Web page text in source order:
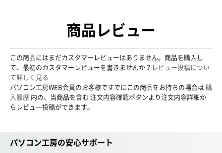
商品レビュー
この商品にはまだカスタマーレビューはありません。商品を購入し
て、最初のカスタマーレビューを書きませんか？ レビュー投稿につい
て詳しく見る
パソコン工房WEB会員のお客様ですでにこの商品をお持ちの場合は 購
入履歴 内の、当商品を含む 注文内容確認ボタンより注文内容詳細か
らレビュー投稿ができます。
パソコン工房の安心サポート